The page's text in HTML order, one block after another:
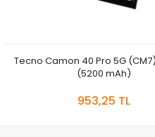
Tecno Camon 40 Pro 5G
(5200 mAh)
953,25 TL